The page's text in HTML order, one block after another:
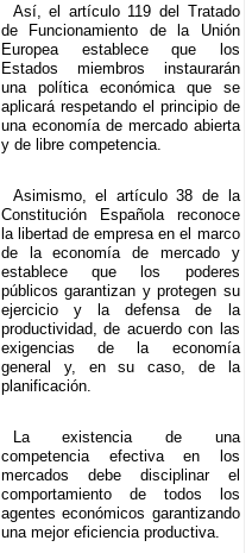
Así, el artículo 119 del Tratado
de Funcionamiento de la Unión
Europea establece que los
Estados miembros instaurarán
una política económica que se
aplicará respetando el principio de
una economía de mercado abierta
y de libre competencia.
Asimismo, el artículo 38 de la
Constitución Española reconoce
la libertad de empresa en el marco
de la economía de mercado y
establece que los poderes
públicos garantizan y protegen su
ejercicio y la defensa de la
productividad, de acuerdo con las
exigencias de la economía
general y, en su caso, de la
planificación.
La existencia de una
competencia efectiva en los
mercados debe disciplinar el
comportamiento de todos los
agentes económicos garantizando
una mejor eficiencia productiva.